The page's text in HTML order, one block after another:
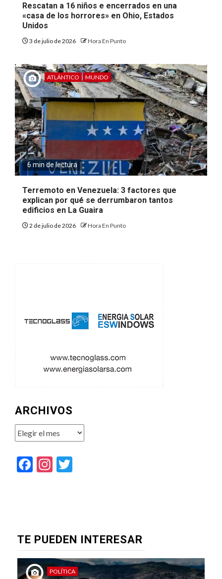
Rescatan a 16 niños e encerrados en una
«casa de los horrores» en Ohio, Estados
Unidos
3 de julio de 2026 Hora En Punto
ATLÁNTICO MUNDO
6 min de lectura
Terremoto en Venezuela: 3 factores que
explican por qué se derrumbaron tantos
edificios en La Guaira
2 de julio de 2026 Hora En Punto
ARCHIVOS
Archivos
Facebook
Instagram
TE PUEDEN INTERESAR
POLÍTICA